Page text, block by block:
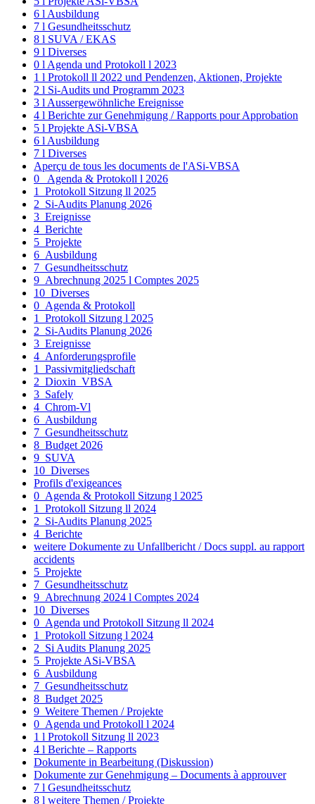
6 l Ausbildung
7 l Gesundheitsschutz
8 l SUVA / EKAS
9 l Diverses
0 l Agenda und Protokoll l 2023
1 l Protokoll ll 2022 und Pendenzen, Aktionen, Projekte
2 l Si-Audits und Programm 2023
3 l Aussergewöhnliche Ereignisse
4 l Berichte zur Genehmigung / Rapports pour Approbation
5 l Projekte ASi-VBSA
6 l Ausbildung
7 l Diverses
Aperçu de tous les documents de l'ASi-VBSA
0_ Agenda & Protokoll l 2026
1_Protokoll Sitzung ll 2025
2_Si-Audits Planung 2026
3_Ereignisse
4_Berichte
5_Projekte
6_Ausbildung
7_Gesundheitsschutz
9_Abrechnung 2025 l Comptes 2025
10_Diverses
0_Agenda & Protokoll
1_Protokoll Sitzung l 2025
2_Si-Audits Planung 2026
3_Ereignisse
4_Anforderungsprofile
1_Passivmitgliedschaft
2_Dioxin_VBSA
3_Safely
4_Chrom-Vl
6_Ausbildung
7_Gesundheitsschutz
8_Budget 2026
9_SUVA
10_Diverses
Profils d'exigeances
0_Agenda & Protokoll Sitzung l 2025
1_Protokoll Sitzung ll 2024
2_Si-Audits Planung 2025
4_Berichte
weitere Dokumente zu Unfallbericht / Docs suppl. au rapport
accidents
5_Projekte
7_Gesundheitsschutz
9_Abrechnung 2024 l Comptes 2024
10_Diverses
0_Agenda und Protokoll Sitzung ll 2024
1_Protokoll Sitzung l 2024
2_Si Audits Planung 2025
5_Projekte ASi-VBSA
6_Ausbildung
7_Gesundheitsschutz
8_Budget 2025
9_Weitere Themen / Projekte
0_Agenda und Protokoll l 2024
1 l Protokoll Sitzung ll 2023
4 l Berichte – Rapports
Dokumente in Bearbeitung (Diskussion)
Dokumente zur Genehmigung – Documents à approuver
7 l Gesundheitsschutz
8 l weitere Themen / Projekte